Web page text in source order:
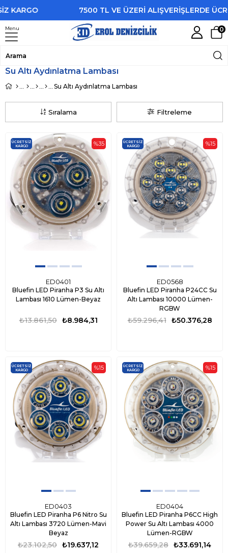
7500 TL VE ÜZERİ ALIŞVERİŞLERDE
Menu 0
Su Altı Aydınlatma Lambası
Su Altı Aydınlatma Lambası
Filtreleme
Sıralama
ED0401
Bluefin LED Piranha P3 Su Altı
Lambası 1610 Lümen-Beyaz
₺8.984,31
₺13.861,50
%35
ÜCRETSIZ
KARGO
ED0568
Bluefin LED Piranha P24CC Su
Altı Lambası 10000 Lümen-
RGBW
₺50.376,28
₺59.296,41
%15
ÜCRETSIZ
KARGO
ED0403
Bluefin LED Piranha P6 Nitro Su
Altı Lambası 3720 Lümen-Mavi
Beyaz
₺19.637,12
₺23.102,50
%15
ÜCRETSIZ
KARGO
ED0404
Bluefin LED Piranha P6CC High
Power Su Altı Lambası 4000
Lümen-RGBW
₺33.691,14
₺39.659,28
%15
ÜCRETSIZ
KARGO